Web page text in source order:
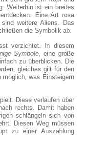
Weiterhin ist ein breites
Eine Art rosa
weitere Aliens. Das
die Symbolik ab.
verzichtet. In diesem
Symbole, eine große
zu überblicken. Die
gleiches gilt für den
was Einsteigern
Diese verlaufen über
rechts. Damit haben
schlängeln sich von
Diesen Weg müssen
zu einer Auszahlung